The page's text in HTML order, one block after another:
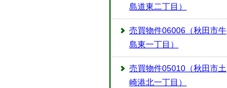
島道東二丁目）
売買物件06006（秋田市牛
島東一丁目）
売買物件05010（秋田市土
崎港北一丁目）